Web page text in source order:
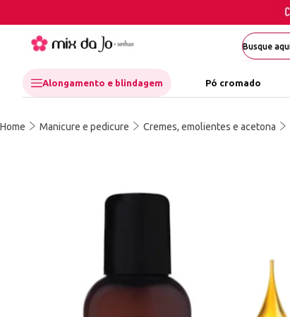
Alongamento e blindagem Pó cromado
Home Manicure e pedicure Cremes, emolientes e acetona